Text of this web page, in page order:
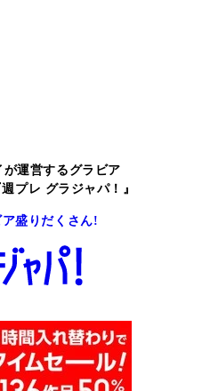
運営するグラビア
プレ グラジャパ！』
盛りだくさん!